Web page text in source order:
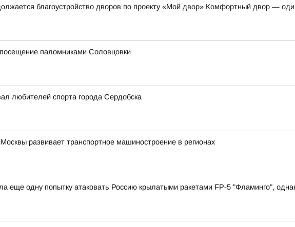
благоустройство дворов по проекту «Мой двор» Комфортный двор —
паломниками Соловцовки
любителей спорта города Сердобска
развивает транспортное машиностроение в регионах
еще одну попытку атаковать Россию крылатыми ракетами FP-5 "Фламинго",